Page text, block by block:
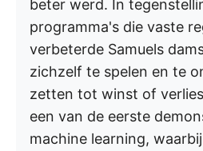
beter werd. In
programma's die vaste
verbeterde Samuels
zichzelf te spelen en te
zetten tot winst of
een van de eerste
machine learning,